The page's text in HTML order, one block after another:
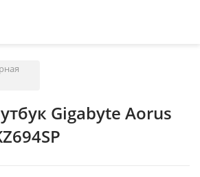
Gigabyte Aorus